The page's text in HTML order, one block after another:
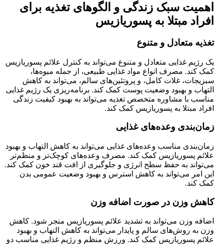
اهمیت سبک زندگی و الگوهای تغذیه برای
افراد مبتلا به پسوریازیس
تغذیه متعادل و متنوع
یک رژیم غذایی متعادل و متنوع می‌تواند به کنترل علائم پسوریازیس
کمک کند. مصرف انواع مواد غذایی طبیعی، از جمله میوه‌ها،
سبزیجات، غلات کامل، و پروتئین‌های سالم، می‌تواند به کاهش
التهاب و بهبود وضعیت پوست کمک کند. برنامه‌ریزی یک رژیم غذایی
مناسب با مشاوره متخصص تغذیه می‌تواند به بهبود کیفیت زندگی
افراد مبتلا به پسوریازیس کمک کند.
زمان‌بندی وعده‌های غذایی
زمان‌بندی مناسب وعده‌های غذایی می‌تواند به کاهش التهاب و بهبود
علائم پسوریازیس کمک کند. مصرف وعده‌های کوچک‌تر و منظم‌تر
می‌تواند به حفظ سطح انرژی و جلوگیری از افت قند خون کمک کند.
این امر می‌تواند به کاهش استرس و بهبود وضعیت عمومی بدن
کمک کند.
کاهش وزن در صورت اضافه وزن
اضافه وزن می‌تواند به تشدید علائم پسوریازیس منجر شود. کاهش
وزن به روش‌های سالم و پایدار می‌تواند به کاهش التهاب و بهبود
علائم پسوریازیس کمک کند. ورزش منظم و رژیم غذایی مناسب دو